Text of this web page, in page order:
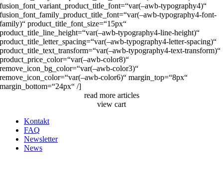
fusion_font_variant_product_title_font=“var(–awb-typography4)“
fusion_font_family_product_title_font=“var(–awb-typography4-font-
family)“ product_title_font_size=“15px“
product_title_line_height=“var(–awb-typography4-line-height)“
product_title_letter_spacing=“var(–awb-typography4-letter-spacing)“
product_title_text_transform=“var(–awb-typography4-text-transform)“
product_price_color=“var(–awb-color8)“
remove_icon_bg_color=“var(–awb-color3)“
remove_icon_color=“var(–awb-color6)“ margin_top=“8px“
margin_bottom=“24px“ /]
read more articles
view cart
Kontakt
FAQ
Newsletter
News